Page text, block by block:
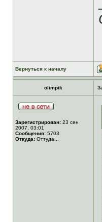
Вернуться к началу
olimpik
Зарегистрирован: 23 сен
2007, 03:01
Сообщения: 5703
Откуда: Оттуда...